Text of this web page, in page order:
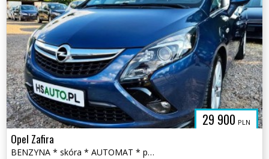
29 900 PLN
Opel Zafira
BENZYNA * skóra * AUTOMAT * panorama * super * okazja * 170KM